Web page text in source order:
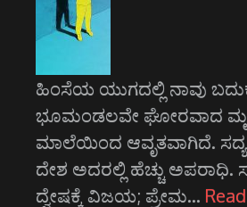
ಹಿಂಸೆಯ ಯುಗದಲ್ಲಿ ನಾವು
ಭೂಮಂಡಲವೇ ಘೋರವಾದ
ಮಾಲೆಯಿಂದ ಆವೃತವಾಗಿದೆ.
ದೇಶ ಅದರಲ್ಲಿ ಹೆಚ್ಚು ಅಪರಾಧಿ.
ದ್ವೇಷಕ್ಕೆ ವಿಜಯ; ಪ್ರೇಮ…